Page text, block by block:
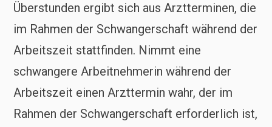
Überstunden ergibt sich aus Arztterminen, die
im Rahmen der Schwangerschaft während der
Arbeitszeit stattfinden. Nimmt eine
schwangere Arbeitnehmerin während der
Arbeitszeit einen Arzttermin wahr, der im
Rahmen der Schwangerschaft erforderlich ist,